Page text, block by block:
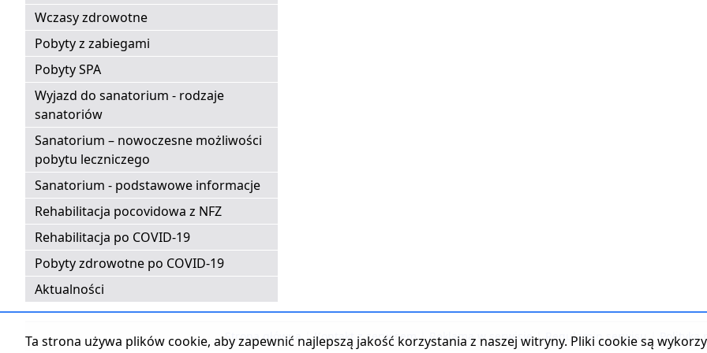
Wczasy zdrowotne
Pobyty z zabiegami
Pobyty SPA
Wyjazd do sanatorium - rodzaje
sanatoriów
Sanatorium – nowoczesne możliwości
pobytu leczniczego
Sanatorium - podstawowe informacje
Rehabilitacja pocovidowa z NFZ
Rehabilitacja po COVID-19
Pobyty zdrowotne po COVID-19
Aktualności
Strona główna | Kontakt z serwisem | Reklama w serwisie | Regulamin serwisu | Polityka
Ta strona używa plików cookie, aby zapewnić najlepszą jakość korzystania z naszej witryny. Pliki cookie są